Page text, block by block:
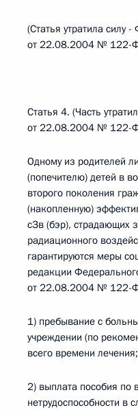
(Статья утратила силу
от 22.08.2004 № 122-
Статья 4. (Часть
от 22.08.2004 № 122-
Одному из родителей
(попечителю) детей в
второго поколения
(накопленную)
сЗв (бэр), страдающих
радиационного
гарантируются меры
редакции
от 22.08.2004 № 122-
1) пребывание с
учреждении (по
всего времени лечения;
2) выплата пособия по
нетрудоспособности в